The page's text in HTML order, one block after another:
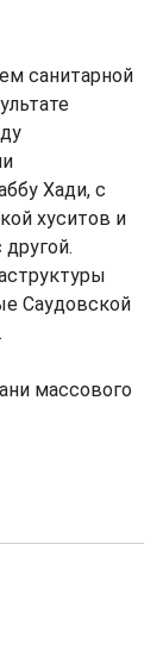
санитарной
Хади, с
хуситов и
Саудовской
массового